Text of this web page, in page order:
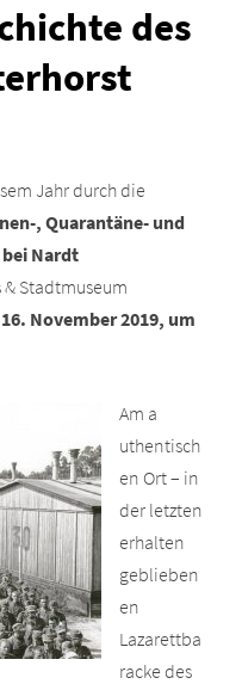
des
Jahr durch die
, Quarantäne- und
Nardt
& Stadtmuseum
16. November 2019, um
Am a
uthentisch
en Ort – in
der letzten
erhalten
geblieben
en
Lazarettba
racke des